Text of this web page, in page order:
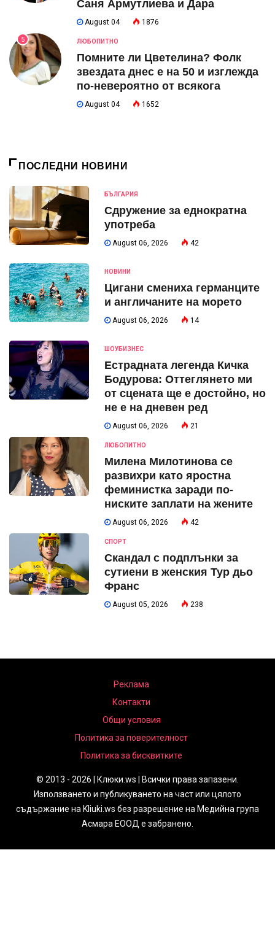
Саня Армутлиева и Дара
August 04 1876
5 ЛЮБОПИТНО
Помните ли Цветелина? Фолк
звездата днес е на 50 и изглежда
по-невероятно от всякога
August 04 1652
ПОСЛЕДНИ НОВИНИ
БЪЛГАРИЯ
Сдружение за еднократна
употреба
August 06, 2026 42
НОВИНИ
Цигани смениха германците
и англичаните на морето
August 06, 2026 14
ШОУБИЗНЕС
Естрадната легенда Кичка
Бодурова: Оттеглянето ми
от сцената ще е достойно, но
не е на дневен ред
August 06, 2026 21
ЛЮБОПИТНО
Милена Милотинова се
развихри като яростна
феминистка заради по-
ниските заплати на жените
August 06, 2026 42
СПОРТ
Скандал с подплънки за
сутиени в женския Тур дьо
Франс
August 05, 2026 238
Реклама
Контакти
Общи условия
Политика за поверителност
Политика за бисквитките
© 2013 - 2026 | Клюки.ws | Всички права запазени.
Използването и публикуването на част или цялото
съдържание на Kliuki.ws без разрешение на Медийна група
Асмара ЕООД е забранено.